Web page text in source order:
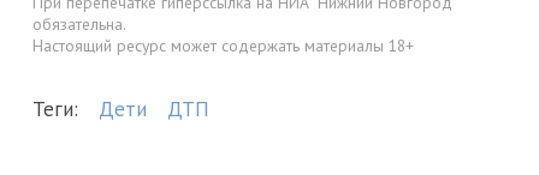
обязательна.
Настоящий ресурс может содержать материалы 18+
Теги: Дети ДТП